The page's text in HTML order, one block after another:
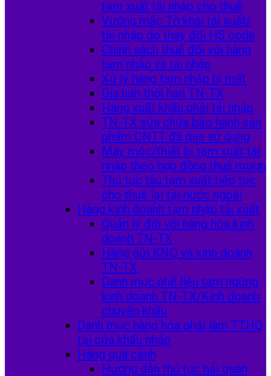
tạm xuất tái nhập cho thuê
Vướng mắc Tờ khai tái xuất/
tái nhập do thay đổi HS code
Chính sách thuế đối với hàng
tạm nhập và tái nhập
Xử lý hàng tạm nhập bị mất
Gia hạn thời hạn TN-TX
Hàng xuất khẩu phải tái nhập
TN-TX sửa chữa bảo hành sản
phẩm CNTT đã qua sử dụng
Máy móc/thiết bị tạm xuất tái
nhập theo hợp đồng thuê mượn
Thủ tục tàu tạm xuất tiếp tục
cho thuê lại tại nước ngoài
Hàng kinh doanh tạm nhập tái xuất
Quản lý đối với hàng hóa kinh
doanh TN-TX
Hàng gửi KNQ và kinh doanh
TN-TX
Danh mục phế liệu tạm ngừng
kinh doanh TN-TX/Kinh doanh
chuyển khẩu
Danh mục hàng hóa phải làm TTHQ
tại cửa khẩu nhập
Hàng quá cảnh
Hướng dẫn thủ tục hải quan